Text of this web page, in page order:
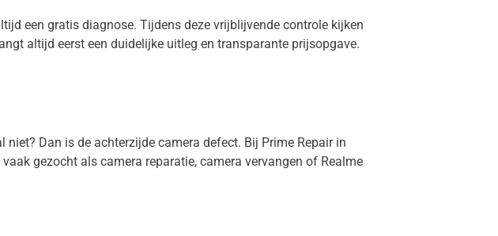
een gratis diagnose. Tijdens deze vrijblijvende controle kijken
altijd eerst een duidelijke uitleg en transparante prijsopgave.
Dan is de achterzijde camera defect. Bij Prime Repair in
gezocht als camera reparatie, camera vervangen of Realme